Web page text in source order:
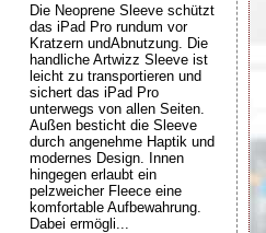
Die Neoprene Sleeve schützt
das iPad Pro rundum vor
Kratzern undAbnutzung. Die
handliche Artwizz Sleeve ist
leicht zu transportieren und
sichert das iPad Pro
unterwegs von allen Seiten.
Außen besticht die Sleeve
durch angenehme Haptik und
modernes Design. Innen
hingegen erlaubt ein
pelzweicher Fleece eine
komfortable Aufbewahrung.
Dabei ermögli...